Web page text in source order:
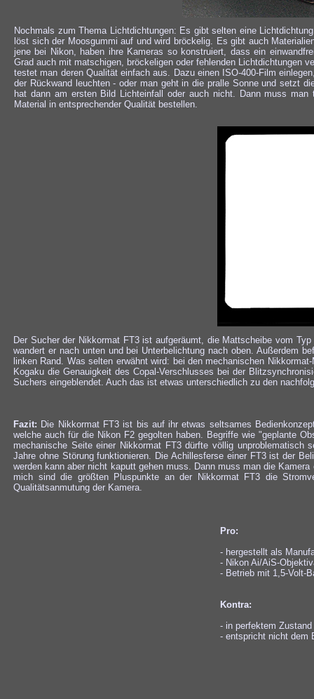
Nochmals zum Thema Lichtdichtungen: Es gibt selten eine
löst sich der Moosgummi auf und wird bröckelig. Es gibt auch
jene bei Nikon, haben ihre Kameras so konstruiert, dass ein
Grad auch mit matschigen, bröckeligen oder fehlenden Lichtdichtungen
testet man deren Qualität einfach aus. Dazu einen ISO-400-Film
der Rückwand leuchten - oder man geht in die pralle Sonne und setzt
hat dann am ersten Bild Lichteinfall oder auch nicht. Dann muss
Material in entsprechender Qualität bestellen.
Der Sucher der Nikkormat FT3 ist aufgeräumt, die Mattscheibe vom
wandert er nach unten und bei Unterbelichtung nach oben. Außerdem
linken Rand. Was selten erwähnt wird: bei den mechanischen
Kogaku die Genauigkeit des Copal-Verschlusses bei der
Suchers eingeblendet. Auch das ist etwas unterschiedlich zu den
Fazit: Die Nikkormat FT3 ist bis auf ihr etwas seltsames
welche auch für die Nikon F2 gegolten haben. Begriffe wie "geplante
mechanische Seite einer Nikkormat FT3 dürfte völlig
Jahre ohne Störung funktionieren. Die Achillesferse einer FT3 ist der
werden kann aber nicht kaputt gehen muss. Dann muss man die
mich sind die größten Pluspunkte an der Nikkormat FT3 die
Qualitätsanmutung der Kamera.
Pro:
- hergestellt als
- Nikon Ai/AiS-
- Betrieb mit 1,5-Volt-
Kontra:
- in perfektem
- entspricht nicht dem